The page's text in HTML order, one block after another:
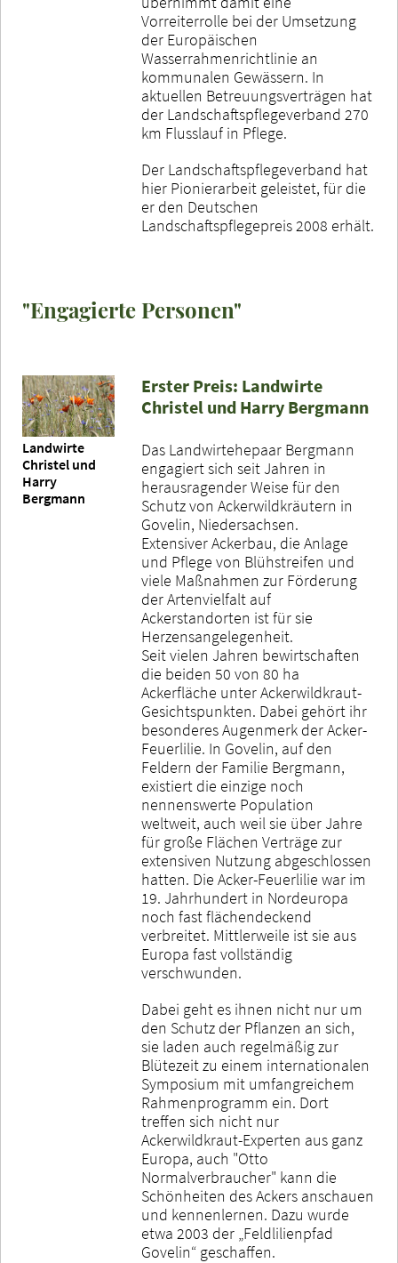
Vorreiterrolle bei der Umsetzung
der Europäischen
Wasserrahmenrichtlinie an
kommunalen Gewässern. In
aktuellen Betreuungsverträgen hat
der Landschaftspflegeverband 270
km Flusslauf in Pflege.
Der Landschaftspflegeverband hat
hier Pionierarbeit geleistet, für die
er den Deutschen
Landschaftspflegepreis 2008 erhält.
"Engagierte Personen"
Landwirte
Christel und
Harry
Bergmann
Erster Preis: Landwirte
Christel und Harry Bergmann
Das Landwirtehepaar Bergmann
engagiert sich seit Jahren in
herausragender Weise für den
Schutz von Ackerwildkräutern in
Govelin, Niedersachsen.
Extensiver Ackerbau, die Anlage
und Pflege von Blühstreifen und
viele Maßnahmen zur Förderung
der Artenvielfalt auf
Ackerstandorten ist für sie
Herzensangelegenheit.
Seit vielen Jahren bewirtschaften
die beiden 50 von 80 ha
Ackerfläche unter Ackerwildkraut-
Gesichtspunkten. Dabei gehört ihr
besonderes Augenmerk der Acker-
Feuerlilie. In Govelin, auf den
Feldern der Familie Bergmann,
existiert die einzige noch
nennenswerte Population
weltweit, auch weil sie über Jahre
für große Flächen Verträge zur
extensiven Nutzung abgeschlossen
hatten. Die Acker-Feuerlilie war im
19. Jahrhundert in Nordeuropa
noch fast flächendeckend
verbreitet. Mittlerweile ist sie aus
Europa fast vollständig
verschwunden.
Dabei geht es ihnen nicht nur um
den Schutz der Pflanzen an sich,
sie laden auch regelmäßig zur
Blütezeit zu einem internationalen
Symposium mit umfangreichem
Rahmenprogramm ein. Dort
treffen sich nicht nur
Ackerwildkraut-Experten aus ganz
Europa, auch "Otto
Normalverbraucher" kann die
Schönheiten des Ackers anschauen
und kennenlernen. Dazu wurde
etwa 2003 der „Feldlilienpfad
Govelin“ geschaffen.